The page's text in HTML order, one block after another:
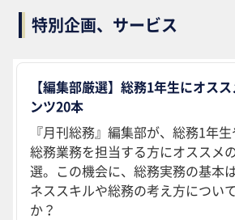
特別企画、サービス
【編集部厳選】総務1年生にオス
ンツ20本
『月刊総務』編集部が、総務1年
総務業務を担当する方にオススメ
選。この機会に、総務実務の基本
ネススキルや総務の考え方につい
か？